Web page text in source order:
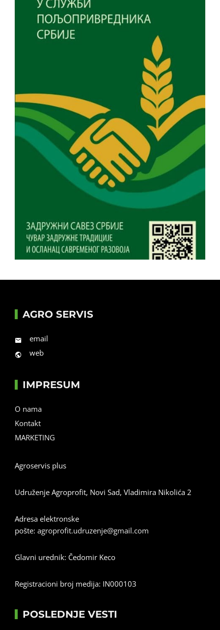
AGRO SERVIS
email
web
IMPRESUM
O nama
Kontakt
MARKETING
Agroservis plus
Udruženje Agroprofit, Novi Sad, Vladimira Nikolića 2
Adresa elektronske
pošte: agroprofit.udruzenje@gmail.com
Glavni urednik: Čedomir Keco
Registracioni broj medija: IN000103
POSLEDNJE VESTI